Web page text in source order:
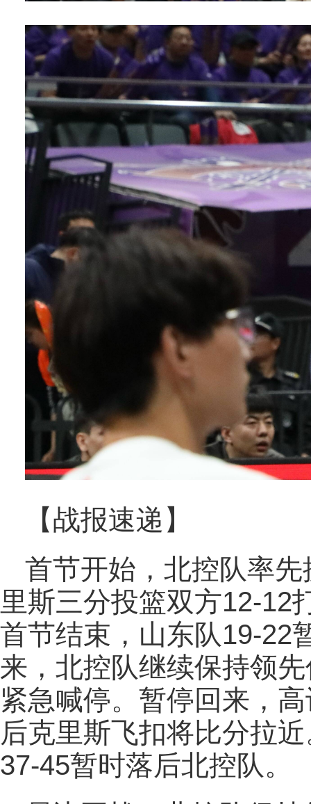
【战报速递】
首节开始，北控队率
里斯三分投篮双方12-12
首节结束，山东队19-22
来，北控队继续保持领
紧急喊停。暂停回来，
后克里斯飞扣将比分拉
37-45暂时落后北控队。